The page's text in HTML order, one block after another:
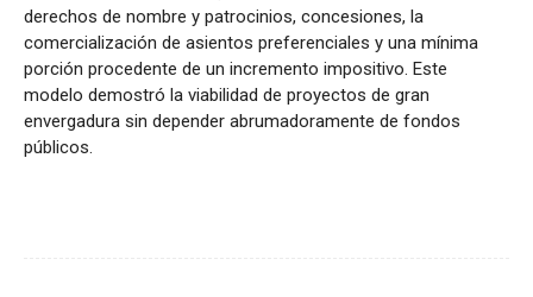
derechos de nombre y patrocinios, concesiones, la
comercialización de asientos preferenciales y una mínima
porción procedente de un incremento impositivo. Este
modelo demostró la viabilidad de proyectos de gran
envergadura sin depender abrumadoramente de fondos
públicos.